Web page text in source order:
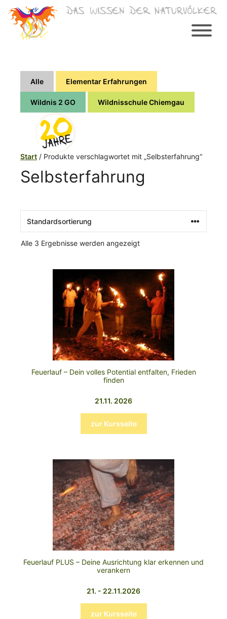
Inhalt
springen
Alle Elementar Erfahrungen
Wildnis 2 GO Wildnisschule Chiemgau
Start / Produkte verschlagwortet mit „Selbsterfahrung“
Selbsterfahrung
Alle 3 Ergebnisse werden angezeigt
Feuerlauf – Dein volles Potential entfalten, Frieden
finden
21.11. 2026
zur Kursseite
Feuerlauf PLUS – Deine Ausrichtung klar erkennen und
verankern
21. - 22.11.2026
zur Kursseite